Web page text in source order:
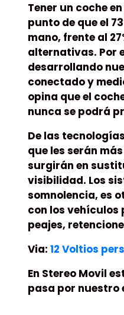
Tener un coche
punto de que el
mano, frente al
alternativas. Por
desarrollando
conectado y
opina que el
nunca se podrá
De las
que les serán
surgirán en
visibilidad. Los
somnolencia, es
con los vehículos
peajes,
Via: 12 Voltios
En Stereo Movil
pasa por nuestro